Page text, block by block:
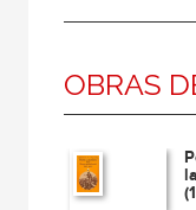
Coordinador
Editor
Editora
Escritor
OBRAS